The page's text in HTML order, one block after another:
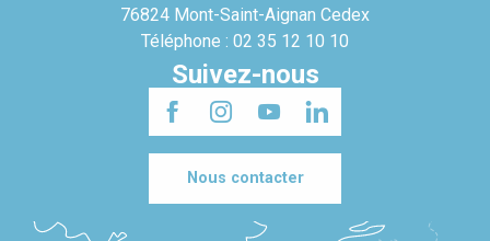
76824 Mont-Saint-Aignan Cedex
Téléphone : 02 35 12 10 10
Suivez-nous
Nous contacter